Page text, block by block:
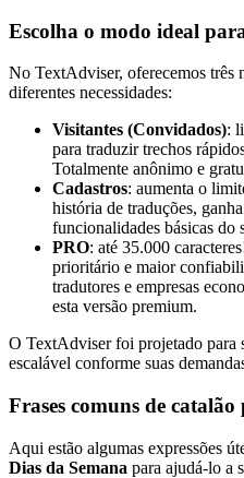
Escolha o modo ideal
No TextAdviser, oferecemos três
diferentes necessidades:
Visitantes (Convidados):
para traduzir trechos
Totalmente anônimo e
Cadastros: aumenta o
história de traduções,
funcionalidades básicas do
PRO: até 35.000
prioritário e maior
tradutores e empresas
esta versão premium.
O TextAdviser foi projetado para
escalável conforme suas
Frases comuns de
Aqui estão algumas expressões
Dias da Semana para ajudá-lo a